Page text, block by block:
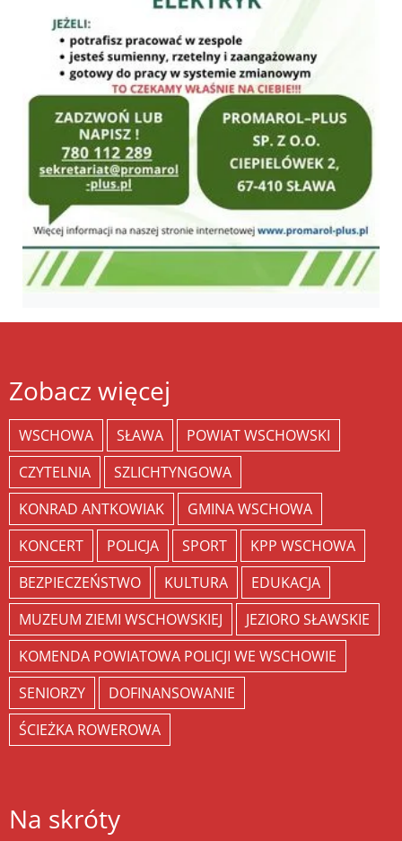
Zobacz więcej
WSCHOWA SŁAWA
POWIAT WSCHOWSKI
CZYTELNIA
SZLICHTYNGOWA
KONRAD ANTKOWIAK
GMINA WSCHOWA
KONCERT
POLICJA SPORT
KPP WSCHOWA
BEZPIECZEŃSTWO
KULTURA
EDUKACJA
MUZEUM ZIEMI WSCHOWSKIEJ
JEZIORO SŁAWSKIE
KOMENDA POWIATOWA POLICJI WE WSCHOWIE
SENIORZY
DOFINANSOWANIE
ŚCIEŻKA ROWEROWA
Na skróty